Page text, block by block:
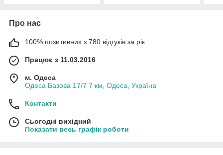
Про нас
100% позитивних з 780 відгуків за рік
Працює з 11.03.2016
м. Одеса
Одеса Базова 17/7 7 км, Одеса, Україна
Контакти
Сьогодні вихідний
Показати весь графік роботи